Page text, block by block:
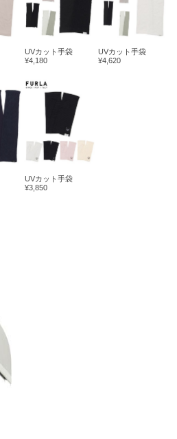
UVカット手袋
¥4,180
UVカット手袋
¥4,620
UVカット手袋
¥3,850